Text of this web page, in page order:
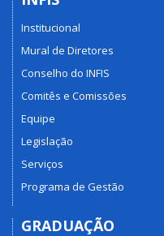
Institucional
Mural de Diretores
Conselho do INFIS
Comitês e Comissões
Equipe
Legislação
Serviços
Programa de Gestão
GRADUAÇÃO